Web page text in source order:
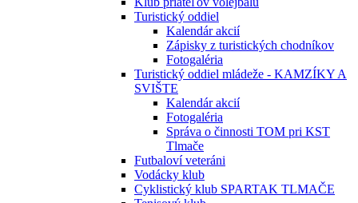
Turistický oddiel
Kalendár akcií
Zápisky z turistických chodníkov
Fotogaléria
Turistický oddiel mládeže - KAMZÍKY A
SVIŠTE
Kalendár akcií
Fotogaléria
Správa o činnosti TOM pri KST
Tlmače
Futbaloví veteráni
Vodácky klub
Cyklistický klub SPARTAK TLMAČE